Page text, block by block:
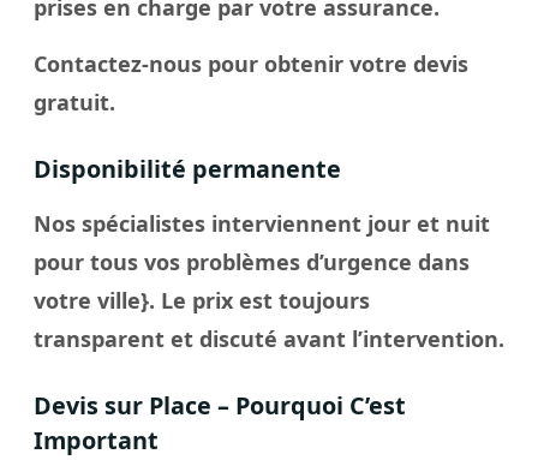
prises en charge par votre assurance.
Contactez-nous pour obtenir votre devis
gratuit.
Disponibilité permanente
Nos spécialistes interviennent jour et nuit
pour tous vos problèmes d’urgence dans
votre ville}. Le prix est toujours
transparent et discuté avant l’intervention.
Devis sur Place – Pourquoi C’est
Important